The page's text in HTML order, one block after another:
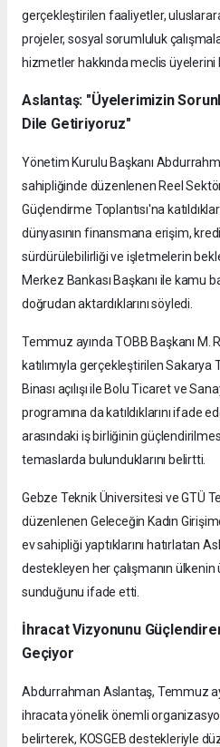
gerçekleştirilen faaliyetler,
projeler, sosyal sorumluluk
hizmetler hakkında meclis üyelerini
Aslantaş: "Üyelerimizin
Dile Getiriyoruz"
Yönetim Kurulu Başkanı
sahipliğinde düzenlenen Reel
Güçlendirme Toplantısı'na
dünyasının finansmana erişim,
sürdürülebilirliği ve işletmelerin
Merkez Bankası Başkanı ile kamu
doğrudan aktardıklarını söyledi.
Temmuz ayında TOBB Başkanı M.
katılımıyla gerçekleştirilen
Binası açılışı ile Bolu Ticaret ve
programına da katıldıklarını ifade
arasındaki iş birliğinin
temaslarda bulunduklarını belirtti.
Gebze Teknik Üniversitesi ve GTÜ
düzenlenen Geleceğin Kadın
ev sahipliği yaptıklarını hatırlatan
destekleyen her çalışmanın
sunduğunu ifade etti.
İhracat Vizyonunu
Geçiyor
Abdurrahman Aslantaş, Temmuz
ihracata yönelik önemli
belirterek, KOSGEB destekleriyle